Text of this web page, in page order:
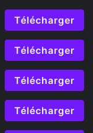
Télécharger
Télécharger
Télécharger
Télécharger